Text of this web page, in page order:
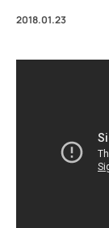
2018.01.23